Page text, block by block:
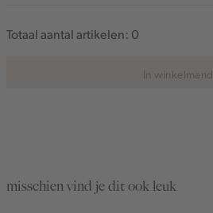
Totaal aantal artikelen: 0
In winkelmand
misschien vind je dit ook leuk